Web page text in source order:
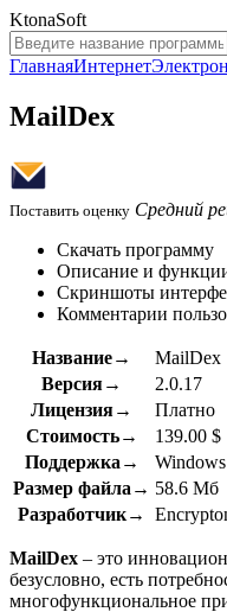
KtonaSoft
ГлавнаяИнтернет
MailDex
Поставить оценку Средний
Скачать программу
Описание и
Скриншоты
Комментарии
Название→
MailDex
Версия→
2.0.17
Лицензия→
Платно
Стоимость→
139.00 $
Поддержка→
Размер файла→ 58.6 Мб
Разработчик→
MailDex – это
безусловно, есть
многофункциональное